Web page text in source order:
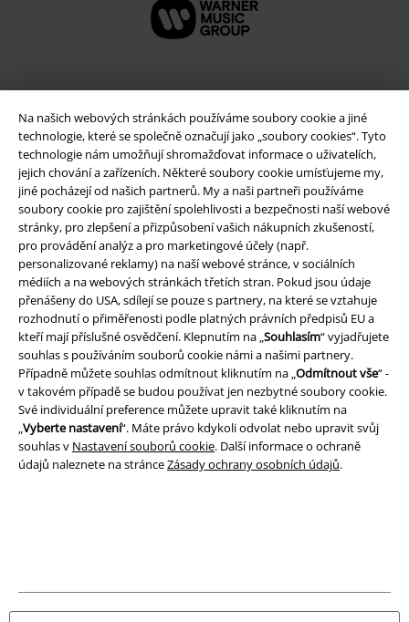
Na našich webových stránkách používáme soubory cookie a jiné
technologie, které se společně označují jako „soubory cookies“. Tyto
technologie nám umožňují shromažďovat informace o uživatelích,
jejich chování a zařízeních. Některé soubory cookie umísťujeme my,
jiné pocházejí od našich partnerů. My a naši partneři používáme
soubory cookie pro zajištění spolehlivosti a bezpečnosti naší webové
stránky, pro zlepšení a přizpůsobení vašich nákupních zkušeností,
pro provádění analýz a pro marketingové účely (např.
personalizované reklamy) na naší webové stránce, v sociálních
médiích a na webových stránkách třetích stran. Pokud jsou údaje
přenášeny do USA, sdílejí se pouze s partnery, na které se vztahuje
rozhodnutí o přiměřenosti podle platných právních předpisů EU a
kteří mají příslušné osvědčení. Klepnutím na „Souhlasím“ vyjadřujete
souhlas s používáním souborů cookie námi a našimi partnery.
Případně můžete souhlas odmítnout kliknutím na „Odmítnout vše“ -
v takovém případě se budou používat jen nezbytné soubory cookie.
Své individuální preference můžete upravit také kliknutím na
„Vyberte nastavení“. Máte právo kdykoli odvolat nebo upravit svůj
souhlas v Nastavení souborů cookie. Další informace o ochraně
údajů naleznete na stránceZásady ochrany osobních údajů.
Právní informace
Podmínky
Prohlášení
Ochrana osobních údajů
Likvidace odpadu a ochrana životního prostředí
Prohlášení o shodě
Informace o přístupnosti